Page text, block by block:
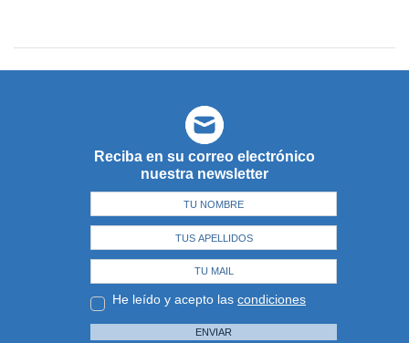
Reciba en su correo electrónico
nuestra newsletter
He leído y acepto las condiciones
ENVIAR